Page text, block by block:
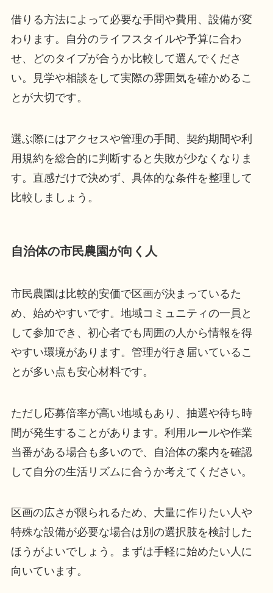
借りる方法によって必要な手間や費用、設備が変
わります。自分のライフスタイルや予算に合わ
せ、どのタイプが合うか比較して選んでくださ
い。見学や相談をして実際の雰囲気を確かめるこ
とが大切です。
選ぶ際にはアクセスや管理の手間、契約期間や利
用規約を総合的に判断すると失敗が少なくなりま
す。直感だけで決めず、具体的な条件を整理して
比較しましょう。
自治体の市民農園が向く人
市民農園は比較的安価で区画が決まっているた
め、始めやすいです。地域コミュニティの一員と
して参加でき、初心者でも周囲の人から情報を得
やすい環境があります。管理が行き届いているこ
とが多い点も安心材料です。
ただし応募倍率が高い地域もあり、抽選や待ち時
間が発生することがあります。利用ルールや作業
当番がある場合も多いので、自治体の案内を確認
して自分の生活リズムに合うか考えてください。
区画の広さが限られるため、大量に作りたい人や
特殊な設備が必要な場合は別の選択肢を検討した
ほうがよいでしょう。まずは手軽に始めたい人に
向いています。